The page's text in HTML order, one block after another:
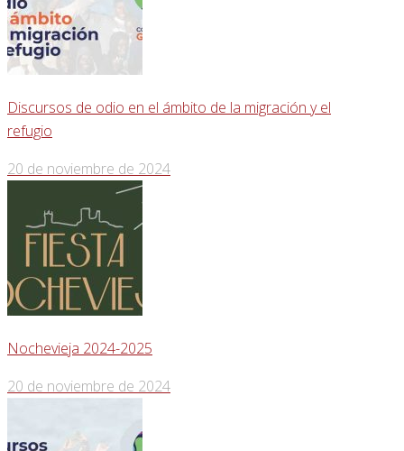
Discursos de odio en el ámbito de la migración y el
refugio
20 de noviembre de 2024
Nochevieja 2024-2025
20 de noviembre de 2024